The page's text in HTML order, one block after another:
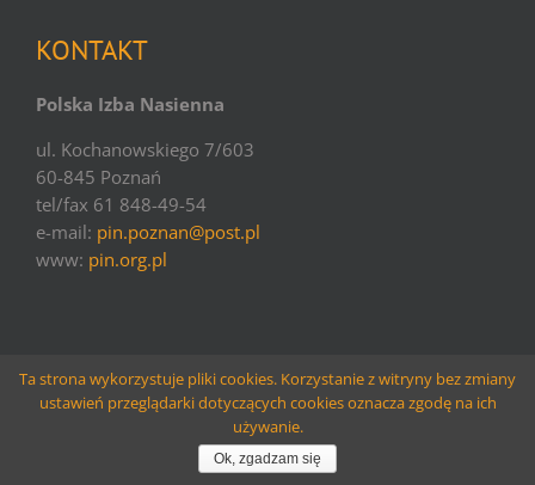
KONTAKT
Polska Izba Nasienna
ul. Kochanowskiego 7/603
60-845 Poznań
tel/fax 61 848-49-54
e-mail: pin.poznan@post.pl
www: pin.org.pl
© copyright PIN | 2016 | websolutionsLarido
Facebook
Email
Ta strona wykorzystuje pliki cookies. Korzystanie z witryny bez zmiany
ustawień przeglądarki dotyczących cookies oznacza zgodę na ich
używanie.
Ok, zgadzam się